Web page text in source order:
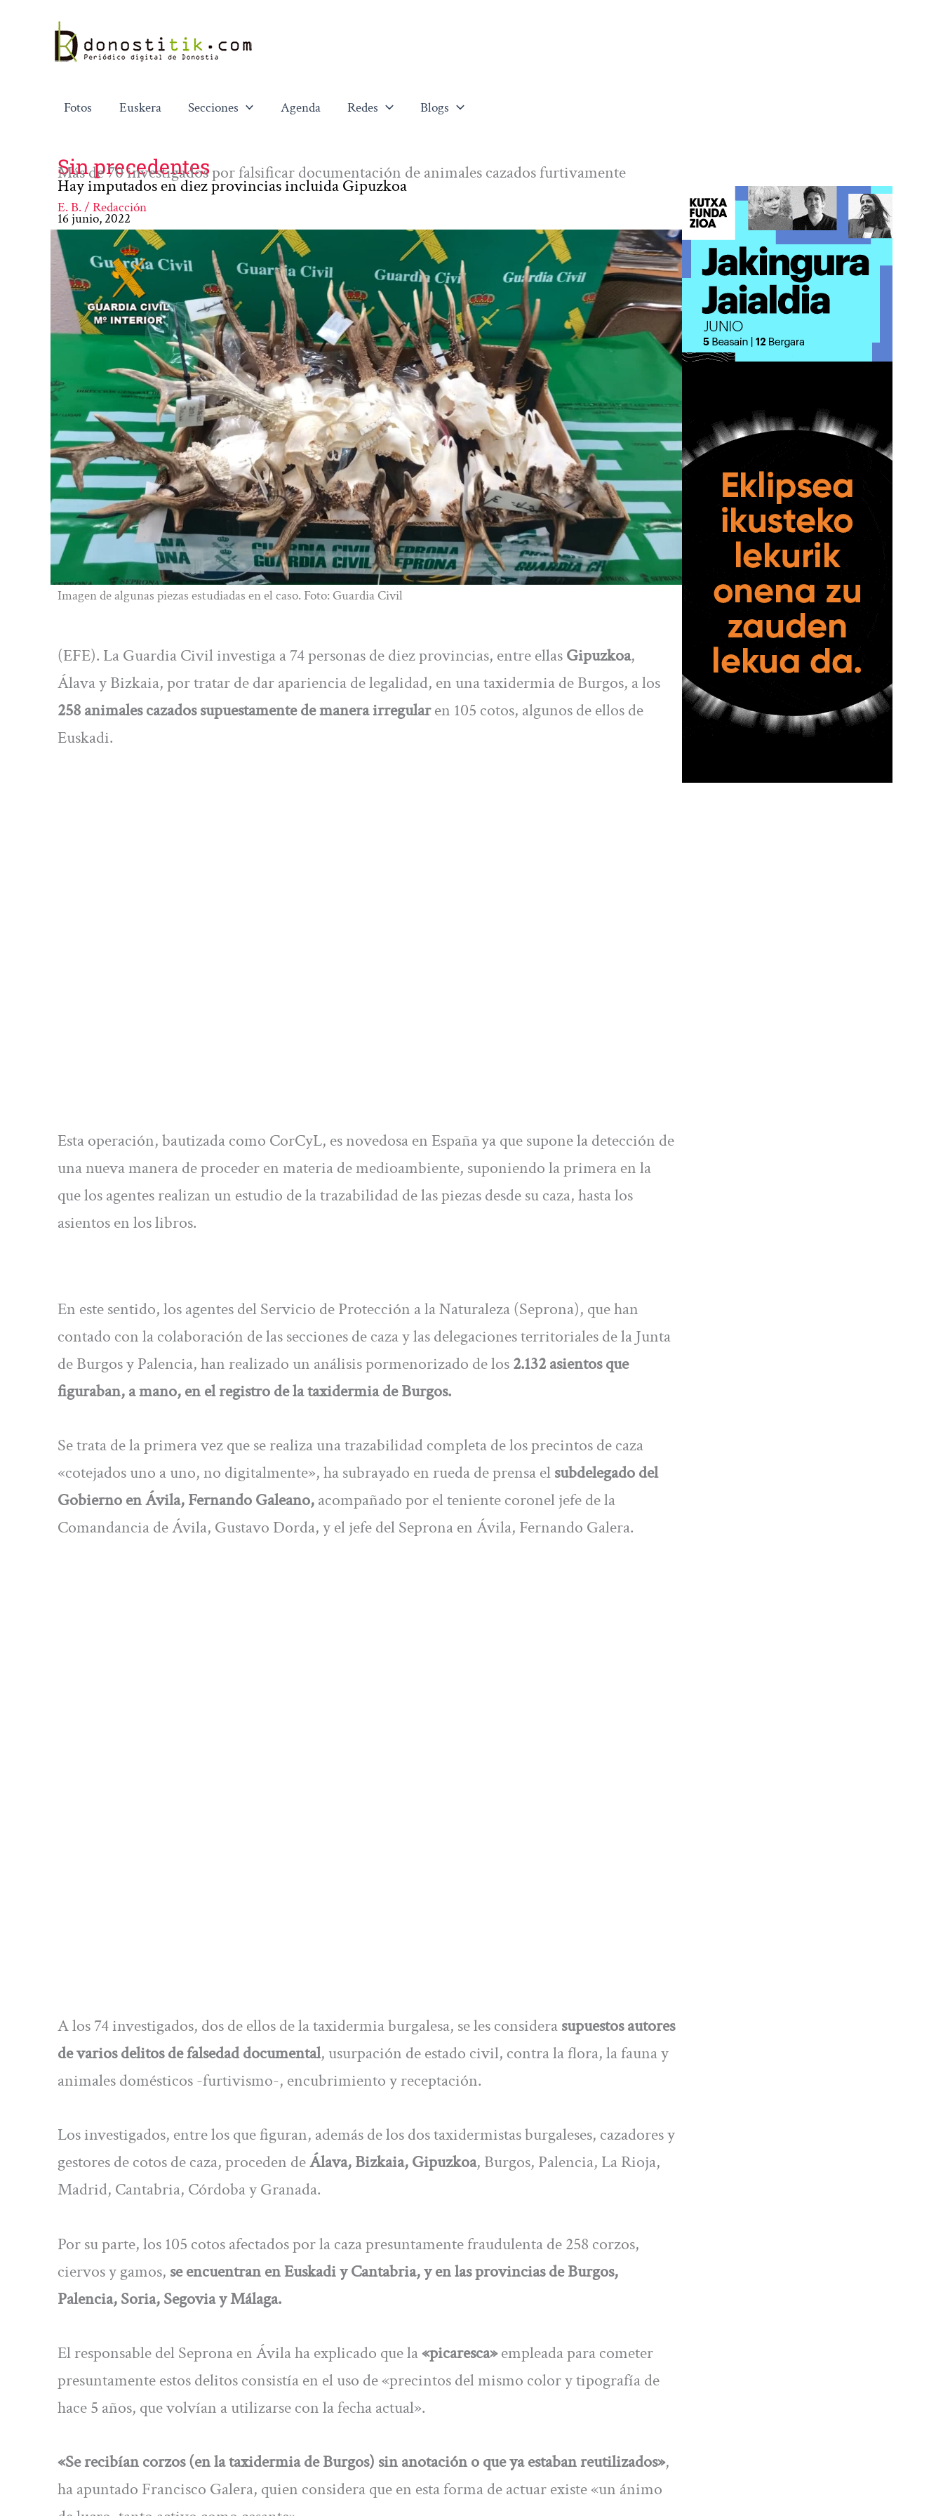
contenido
Fotos Euskera Secciones Agenda Redes Blogs
Sin precedentes
Más de 70 investigados por falsificar documentación de animales cazados furtivamente
Hay imputados en diez provincias incluida Gipuzkoa
E. B. / Redacción
16 junio, 2022
Imagen de algunas piezas estudiadas en el caso. Foto: Guardia Civil
(EFE). La Guardia Civil investiga a 74 personas de diez provincias, entre ellasGipuzkoa,
Álava y Bizkaia, por tratar de dar apariencia de legalidad, en una taxidermia de Burgos, a los
258 animales cazados supuestamente de manera irregularen 105 cotos, algunos de ellos de
Euskadi.
Esta operación, bautizada como CorCyL, es novedosa en España ya que supone la detección de
una nueva manera de proceder en materia de medioambiente, suponiendo la primera en la
que los agentes realizan un estudio de la trazabilidad de las piezas desde su caza, hasta los
asientos en los libros.
En este sentido, los agentes del Servicio de Protección a la Naturaleza (Seprona), que han
contado con la colaboración de las secciones de caza y las delegaciones territoriales de la Junta
de Burgos y Palencia, han realizado un análisis pormenorizado de los2.132 asientos que
figuraban, a mano, en el registro de la taxidermia de Burgos.
Se trata de la primera vez que se realiza una trazabilidad completa de los precintos de caza
«cotejados uno a uno, no digitalmente», ha subrayado en rueda de prensa elsubdelegado del
Gobierno en Ávila, Fernando Galeano,acompañado por el teniente coronel jefe de la
Comandancia de Ávila, Gustavo Dorda, y el jefe del Seprona en Ávila, Fernando Galera.
A los 74 investigados, dos de ellos de la taxidermia burgalesa, se les considerasupuestos autores
de varios delitos de falsedad documental, usurpación de estado civil, contra la flora, la fauna y
animales domésticos -furtivismo-, encubrimiento y receptación.
Los investigados, entre los que figuran, además de los dos taxidermistas burgaleses, cazadores y
gestores de cotos de caza, proceden deÁlava, Bizkaia, Gipuzkoa, Burgos, Palencia, La Rioja,
Madrid, Cantabria, Córdoba y Granada.
Por su parte, los 105 cotos afectados por la caza presuntamente fraudulenta de 258 corzos,
ciervos y gamos, se encuentran en Euskadi y Cantabria, y en las provincias de Burgos,
Palencia, Soria, Segovia y Málaga.
El responsable del Seprona en Ávila ha explicado que la«picaresca»empleada para cometer
presuntamente estos delitos consistía en el uso de «precintos del mismo color y tipografía de
hace 5 años, que volvían a utilizarse con la fecha actual».
«Se recibían corzos (en la taxidermia de Burgos) sin anotación o que ya estaban reutilizados»,
ha apuntado Francisco Galera, quien considera que en esta forma de actuar existe «un ánimo